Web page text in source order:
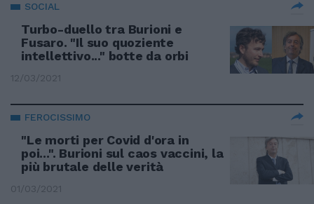
SOCIAL
Turbo-duello tra Burioni e
Fusaro. "Il suo quoziente
intellettivo..." botte da orbi
12/03/2021
FEROCISSIMO
"Le morti per Covid d'ora in
poi...". Burioni sul caos vaccini, la
più brutale delle verità
01/03/2021